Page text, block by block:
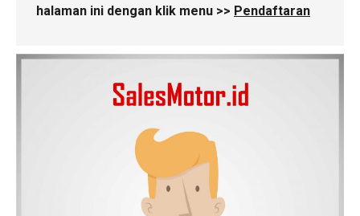
halaman ini dengan klik menu >> Pendaftaran